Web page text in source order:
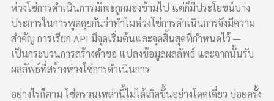
ห่วงโซ่การดำเนินการมักจะถูกมองข้ามไป แต่ก็มีประโยชน์บาง
ประการในการพูดคุยกันว่าทำไมห่วงโซ่การดำเนินการจึงมีความ
สำคัญ การเรียก API มีจุดเริ่มต้นและจุดสิ้นสุดที่กำหนดไว้ —
เป็นกระบวนการสร้างคำขอ แปลงข้อมูลผลลัพธ์ และจากนั้นรับ
ผลลัพธ์ที่สร้างห่วงโซ่การดำเนินการ
อย่างไรก็ตาม โซ่ตรวนเหล่านี้ไม่ได้เกิดขึ้นอย่างโดดเดี่ยว บ่อยครั้ง